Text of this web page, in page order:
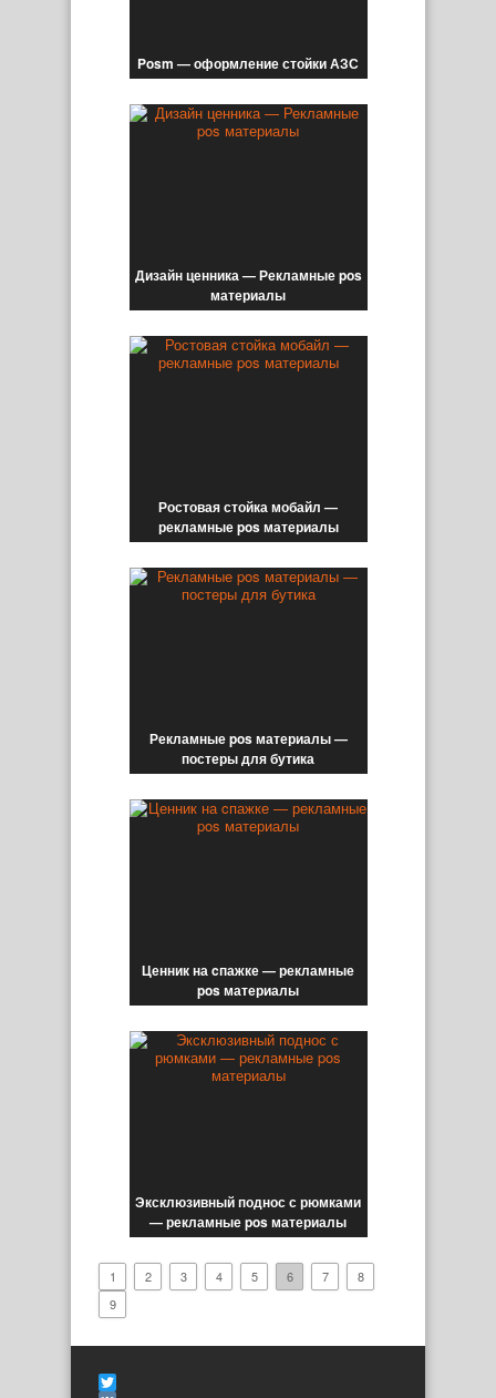
Posm — оформление стойки АЗС
Дизайн ценника — Рекламные pos
материалы
Ростовая стойка мобайл —
рекламные pos материалы
Рекламные pos материалы —
постеры для бутика
Ценник на cпажке — рекламные
pos материалы
Эксклюзивный поднос с рюмками
— рекламные pos материалы
1 2 3 4 5 6 7
8
9